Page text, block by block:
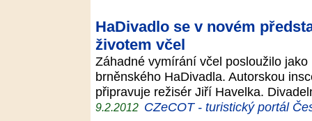
HaDivadlo se v novém
životem včel
Záhadné vymírání včel posloužilo
brněnského HaDivadla. Autorskou
připravuje režisér Jiří Havelka.
9.2.2012 CZeCOT - turistický portál